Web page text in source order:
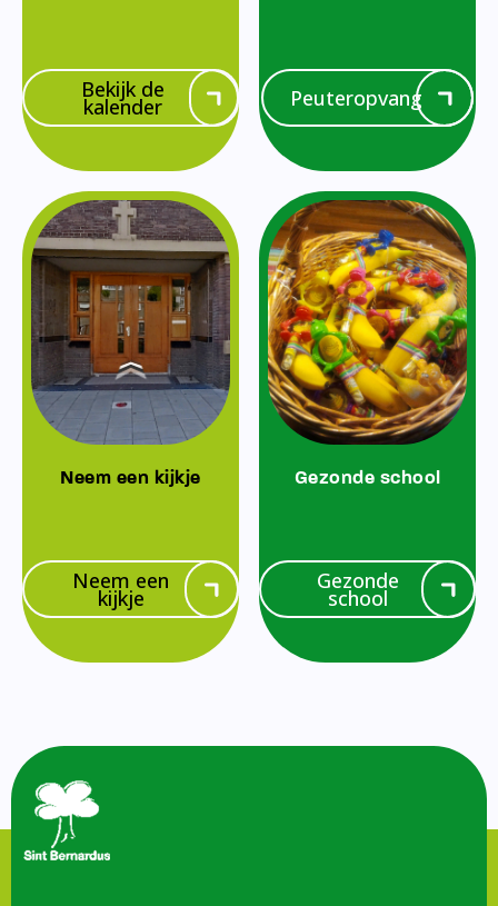
Bekijk de
kalender Peuteropvang
Neem een kijkje
Neem een
kijkje
Gezonde school
Gezonde
school